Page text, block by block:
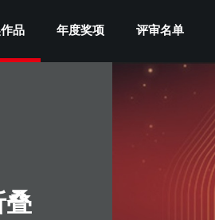
品 年度奖项 评审名单